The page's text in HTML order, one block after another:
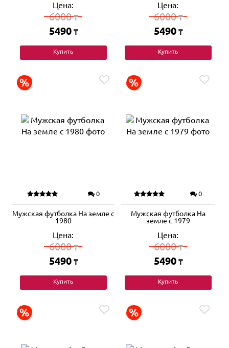
Цена:
6000₸
5490 ₸
Купить
Цена:
6000₸
5490 ₸
Купить
0
Мужская футболка На земле с
1980
Цена:
6000₸
5490 ₸
Купить
0
Мужская футболка На
земле с 1979
Цена:
6000₸
5490 ₸
Купить